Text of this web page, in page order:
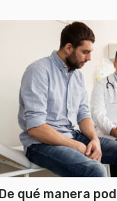
qué manera